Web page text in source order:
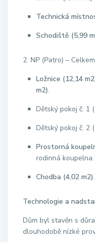
Technická
Schodiště (5,99
2. NP (Patro) –
Ložnice (12,14
m2).
Dětský pokoj č. 1
Dětský pokoj č. 2
Prostorná
rodinná koupelna.
Chodba (4,02 m2).
Technologie a
Dům byl stavěn s
dlouhodobě nízké